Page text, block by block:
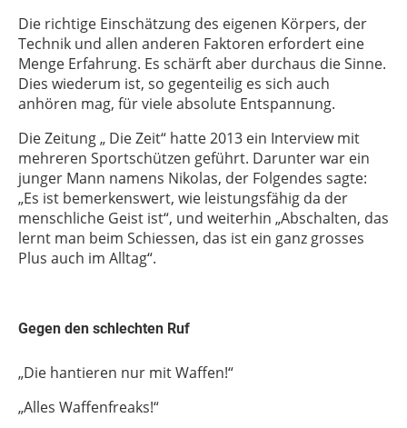
Die richtige Einschätzung des eigenen Körpers, der
Technik und allen anderen Faktoren erfordert eine
Menge Erfahrung. Es schärft aber durchaus die Sinne.
Dies wiederum ist, so gegenteilig es sich auch
anhören mag, für viele absolute Entspannung.
Die Zeitung „ Die Zeit“ hatte 2013 ein Interview mit
mehreren Sportschützen geführt. Darunter war ein
junger Mann namens Nikolas, der Folgendes sagte:
„Es ist bemerkenswert, wie leistungsfähig da der
menschliche Geist ist“, und weiterhin „Abschalten, das
lernt man beim Schiessen, das ist ein ganz grosses
Plus auch im Alltag“.
Gegen den schlechten Ruf
„Die hantieren nur mit Waffen!“
„Alles Waffenfreaks!“